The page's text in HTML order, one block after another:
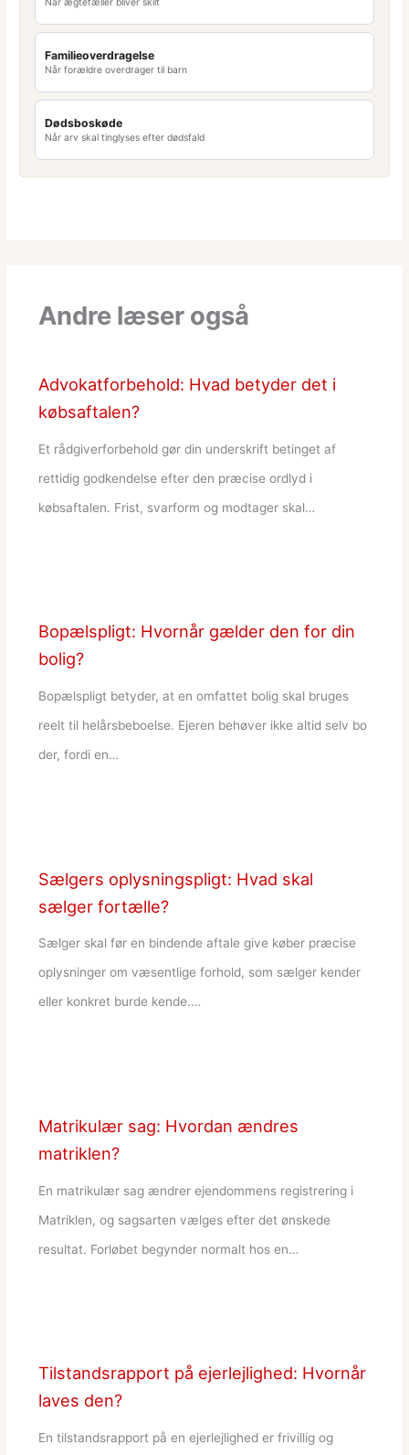
Når ægtefæller bliver skilt
Familieoverdragelse
Når forældre overdrager til barn
Dødsboskøde
Når arv skal tinglyses efter dødsfald
Andre læser også
Advokatforbehold: Hvad betyder det i
købsaftalen?
Et rådgiverforbehold gør din underskrift betinget af
rettidig godkendelse efter den præcise ordlyd i
købsaftalen. Frist, svarform og modtager skal…
Bopælspligt: Hvornår gælder den for din
bolig?
Bopælspligt betyder, at en omfattet bolig skal bruges
reelt til helårsbeboelse. Ejeren behøver ikke altid selv bo
der, fordi en…
Sælgers oplysningspligt: Hvad skal
sælger fortælle?
Sælger skal før en bindende aftale give køber præcise
oplysninger om væsentlige forhold, som sælger kender
eller konkret burde kende.…
Matrikulær sag: Hvordan ændres
matriklen?
En matrikulær sag ændrer ejendommens registrering i
Matriklen, og sagsarten vælges efter det ønskede
resultat. Forløbet begynder normalt hos en…
Tilstandsrapport på ejerlejlighed: Hvornår
laves den?
En tilstandsrapport på en ejerlejlighed er frivillig og